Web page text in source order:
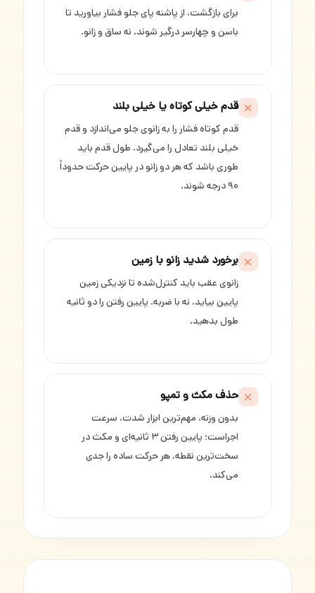
برای بازگشت، از پاشنه پای جلو فشار بیاورید تا
باسن و چهارسر درگیر شوند، نه ساق و زانو.
قدم خیلی کوتاه یا خیلی بلند
قدم کوتاه فشار را به زانوی جلو می‌اندازد و قدم
خیلی بلند تعادل را می‌گیرد. طول قدم باید
طوری باشد که هر دو زانو در پایین حرکت حدوداً
۹۰ درجه شوند.
برخورد شدید زانو با زمین
زانوی عقب باید کنترل‌شده تا نزدیکی زمین
پایین بیاید، نه با ضربه. پایین رفتن را دو ثانیه
طول بدهید.
حذف مکث و تمپو
بدون وزنه، مهم‌ترین ابزار شدت، سرعت
اجراست؛ پایین رفتن ۳ ثانیه‌ای و مکث در
سخت‌ترین نقطه، هر حرکت ساده را جدی
می‌کند.